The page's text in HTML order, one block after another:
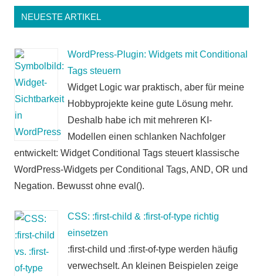
NEUESTE ARTIKEL
WordPress-Plugin: Widgets mit Conditional
Tags steuern
Widget Logic war praktisch, aber für meine
Hobbyprojekte keine gute Lösung mehr.
Deshalb habe ich mit mehreren KI-
Modellen einen schlanken Nachfolger
entwickelt: Widget Conditional Tags steuert klassische
WordPress-Widgets per Conditional Tags, AND, OR und
Negation. Bewusst ohne eval().
CSS: :first-child & :first-of-type richtig
einsetzen
:first-child und :first-of-type werden häufig
verwechselt. An kleinen Beispielen zeige